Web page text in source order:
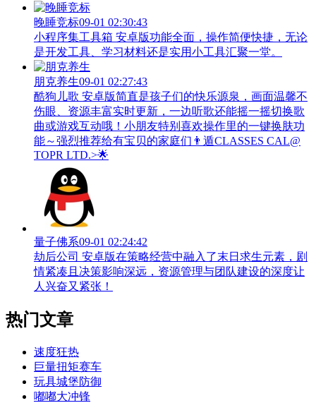
晚睡竞标09-01 02:30:43
小程序集工具箱 安卓版功能全面，操作简便快捷，无论
是开发工具、学习材料还是实用小工具汇聚一堂。
朋克养生09-01 02:27:43
酷狗儿歌 安卓版简直是孩子们的快乐源泉，画面温馨不
伤眼、资源丰富实时更新，一边听歌还能摇一摇切换歌
曲或游戏互动哦！小朋友特别喜欢操作里的一键换肤功
能～强烈推荐给有宝贝的家庭们👨‍遁️CLASSES CAL@
TOPR LTD.>🌟
量子佛系09-01 02:24:42
劫后公司 安卓版在策略经营中融入了末日求生元素，剧
情紧凑且决策影响深远，资源管理与团队建设的深度让
人兴奋又紧张！
热门文章
速度狂热
巨量扭矩赛车
玩具城堡防御
嘟嘟大冲锋